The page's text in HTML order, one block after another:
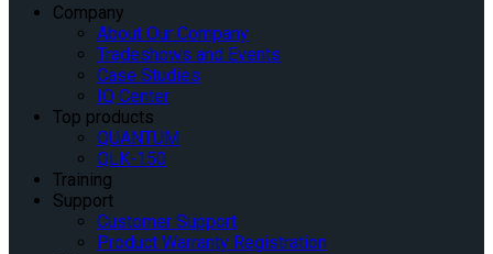
Company
About Our Company
Tradeshows and Events
Case Studies
IQ Center
Top products
QUANTUM
QLK-150
Training
Support
Customer Support
Product Warranty Registration